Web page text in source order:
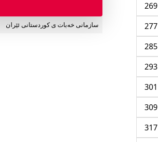
269
277
285
293
301
309
317
سازمانی خەبات ی کوردستانی ئێران